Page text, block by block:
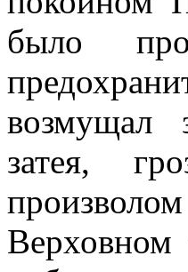
было
возмущал
затея,